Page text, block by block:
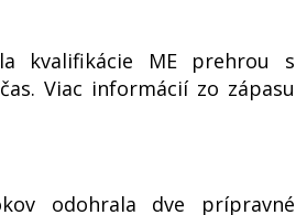
kvalifikácie ME prehrou s
Viac informácií zo zápasu
odohrala dve prípravné